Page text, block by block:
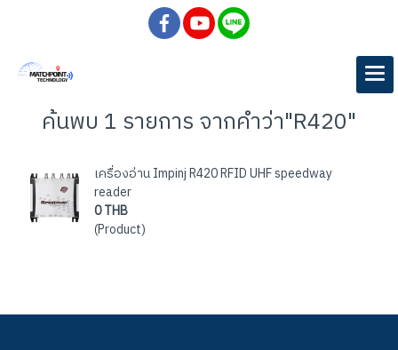
ค้นพบ 1 รายการ จากคำว่า"R420"
เครื่องอ่าน Impinj R420 RFID UHF speedway
reader
0 THB
(Product)